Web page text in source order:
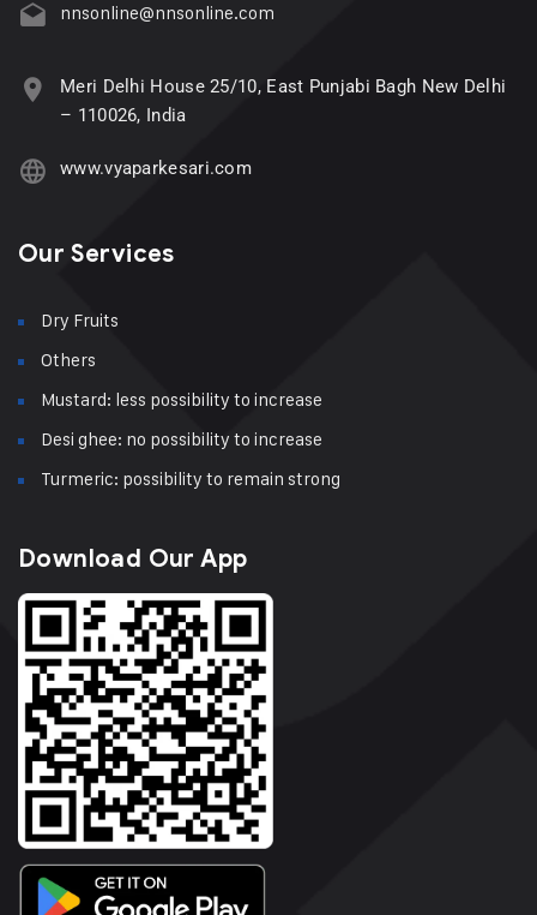
nnsonline@nnsonline.com
Meri Delhi House 25/10, East Punjabi Bagh New Delhi
– 110026, India
www.vyaparkesari.com
Our Services
Dry Fruits
Others
Mustard: less possibility to increase
Desi ghee: no possibility to increase
Turmeric: possibility to remain strong
Download Our App